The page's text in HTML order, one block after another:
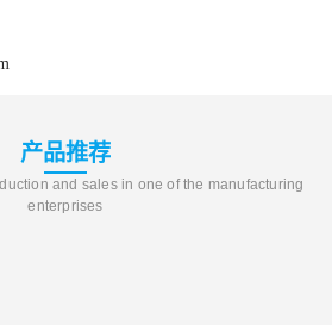
产品推荐
and sales in one of the manufacturing
enterprises